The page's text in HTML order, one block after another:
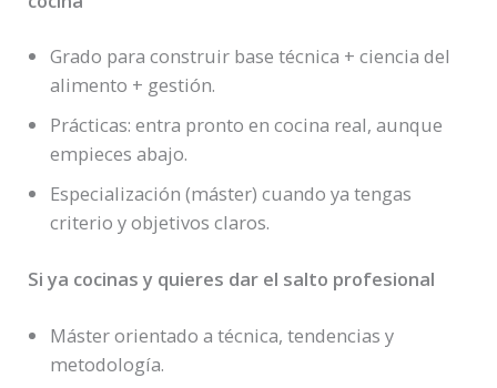
Grado para construir base técnica + ciencia del
alimento + gestión.
Prácticas: entra pronto en cocina real, aunque
empieces abajo.
Especialización (máster) cuando ya tengas
criterio y objetivos claros.
Si ya cocinas y quieres dar el salto profesional
Máster orientado a técnica, tendencias y
metodología.